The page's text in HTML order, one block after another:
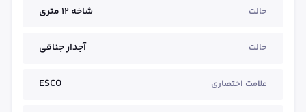
حالت شاخه ۱۲ متری
حالت آجدار جناقی
علامت اختصاری ESCO